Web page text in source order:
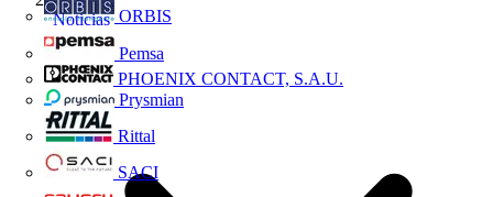
ORBIS
Pemsa
PHOENIX CONTACT, S.A.U.
Prysmian
Rittal
SACI
Noticias